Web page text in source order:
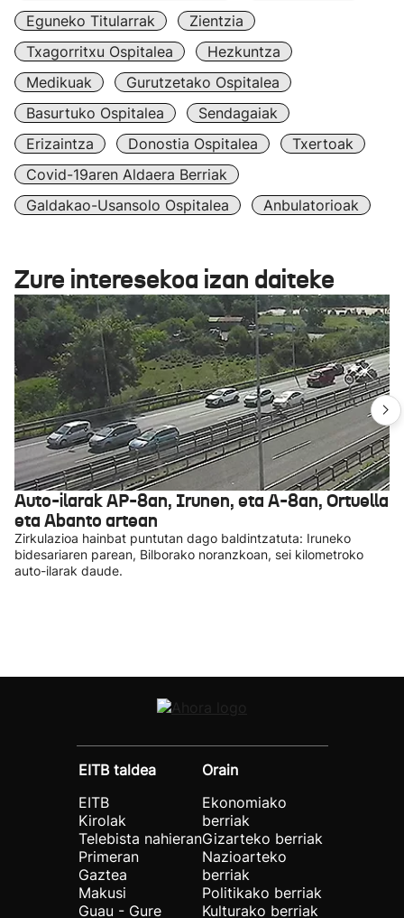
Eguneko Titularrak
Zientzia
Txagorritxu Ospitalea
Hezkuntza
Medikuak
Gurutzetako Ospitalea
Basurtuko Ospitalea
Sendagaiak
Erizaintza
Donostia Ospitalea
Txertoak
Covid-19aren Aldaera Berriak
Galdakao-Usansolo Ospitalea
Anbulatorioak
Zure interesekoa izan daiteke
Auto-ilarak AP-8an, Irunen, eta A-8an, Ortuella
eta Abanto artean
Zirkulazioa hainbat puntutan dago baldintzatuta: Iruneko
bidesariaren parean, Bilborako noranzkoan, sei kilometroko
auto-ilarak daude.
EITB taldea
EITB
Kirolak
Telebista nahieran
Primeran
Gaztea
Makusi
Guau - Gure
Orain
Ekonomiako
berriak
Gizarteko berriak
Nazioarteko
berriak
Politikako berriak
Kulturako berriak